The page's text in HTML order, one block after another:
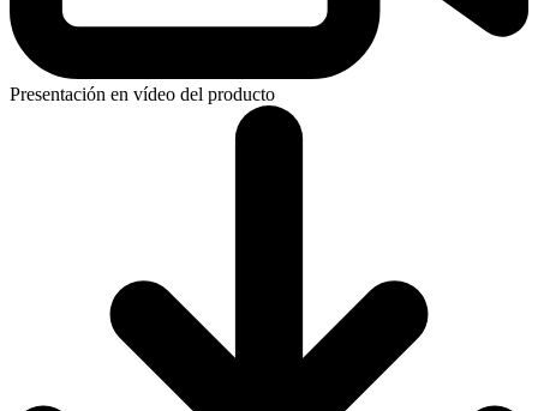
Presentación en vídeo del producto